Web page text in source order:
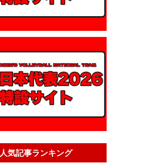
人気記事ランキング